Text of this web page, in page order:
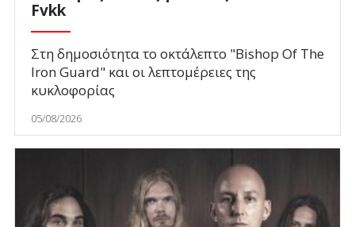
Fvkk
Στη δημοσιότητα το οκτάλεπτο "Bishop Of The
Iron Guard" και οι λεπτομέρειες της
κυκλοφορίας
05/08/2026